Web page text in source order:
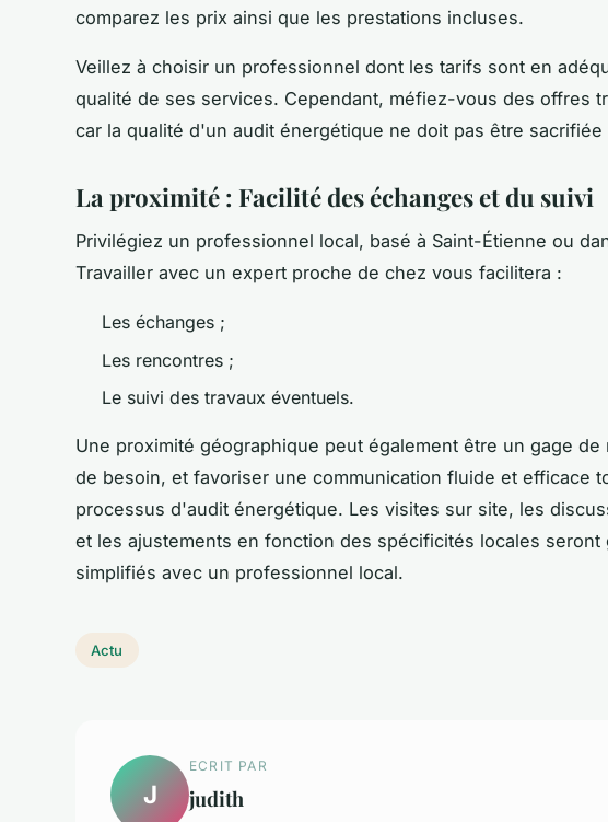
comparez les prix ainsi que les prestations incluses.
Veillez à choisir un professionnel dont les tarifs sont en
qualité de ses services. Cependant, méfiez-vous des offres
car la qualité d'un audit énergétique ne doit pas être
La proximité : Facilité des échanges et du suivi
Privilégiez un professionnel local, basé à Saint-Étienne ou
Travailler avec un expert proche de chez vous facilitera :
Les échanges ;
Les rencontres ;
Le suivi des travaux éventuels.
Une proximité géographique peut également être un gage de
de besoin, et favoriser une communication fluide et efficace
processus d'audit énergétique. Les visites sur site, les
et les ajustements en fonction des spécificités locales seront
simplifiés avec un professionnel local.
Actu
J
ECRIT PAR
judith